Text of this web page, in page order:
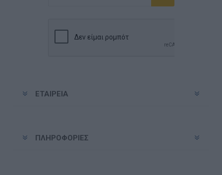
ΕΤΑΙΡΕΊΑ
ΠΛΗΡΟΦΟΡΊΕΣ